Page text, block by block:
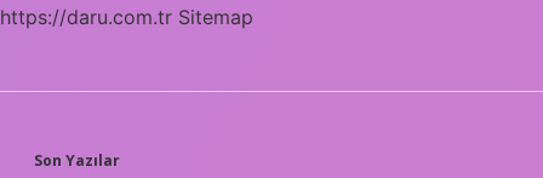
https://daru.com.tr Sitemap
Son Yazılar